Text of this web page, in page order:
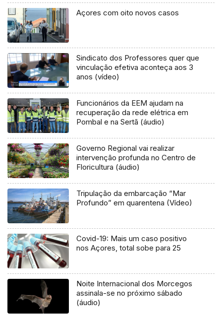
Açores com oito novos casos
Sindicato dos Professores quer que
vinculação efetiva aconteça aos 3
anos (vídeo)
Funcionários da EEM ajudam na
recuperação da rede elétrica em
Pombal e na Sertã (áudio)
Governo Regional vai realizar
intervenção profunda no Centro de
Floricultura (áudio)
Tripulação da embarcação “Mar
Profundo” em quarentena (Vídeo)
Covid-19: Mais um caso positivo
nos Açores, total sobe para 25
Noite Internacional dos Morcegos
assinala-se no próximo sábado
(áudio)